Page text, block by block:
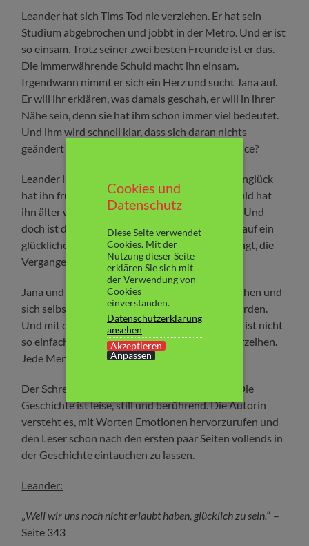
Leander hat sich Tims Tod nie verziehen. Er hat sein
Studium abgebrochen und jobbt in der Metro. Und er ist
so einsam. Trotz seiner zwei besten Freunde ist er das.
Die immerwährende Schuld macht ihn einsam.
Irgendwann nimmt er sich ein Herz und sucht Jana auf.
Er will ihr erklären, was damals geschah, er will in ihrer
Nähe sein, denn sie hat ihm schon immer viel bedeutet.
Und ihm wird schnell klar, dass sich daran nichts
geändert hat. Doch haben die beiden eine Chance?
Leander ist ein ernsthafter junger Mann. Das Unglück
hat ihn früh erwachsen werden lassen. Die Schuld hat
ihn älter werden lassen, mehr als gut für ihn ist. Und
doch ist da in ihm ein kleiner Funken Hoffnung auf ein
glückliches Leben mit Jana. Wenn es ihnen gelingt, die
Vergangenheit hinter sich zu lassen.
Jana und Tim versuchen, den anderen zu verstehen und
sich selbst über ihre eigenen Gefühle klar zu werden.
Und mit der Vergangenheit abzuschließen. Das ist nicht
so einfach. Dazu braucht es Zeit, Vertrauen, Verzeihen.
Jede Menge Gespräche. Und Mut.
Der Schreibstil ist erfrischend, direkt und klar. Die
Geschichte ist leise, still und berührend. Die Autorin
versteht es, mit Worten Emotionen hervorzurufen und
den Leser schon nach den ersten paar Seiten vollends in
der Geschichte eintauchen zu lassen.
Leander:
Weil wir uns noch nicht erlaubt haben, glücklich zu sein.“ –
Seite 343
Cookies und
Datenschutz
Diese Seite verwendet
Cookies. Mit der
Nutzung dieser Seite
erklären Sie sich mit
der Verwendung von
Cookies
einverstanden.
Datenschutzerklärung
ansehen
Akzeptieren
Anpassen